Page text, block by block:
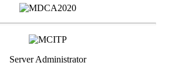
Server Administrator